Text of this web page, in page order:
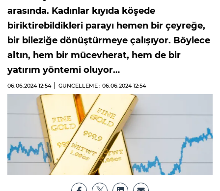
arasında. Kadınlar kıyıda köşede
biriktirebildikleri parayı hemen bir çeyreğe,
bir bileziğe dönüştürmeye çalışıyor. Böylece
altın, hem bir mücevherat, hem de bir
yatırım yöntemi oluyor…
06.06.202412:54 GÜNCELLEME : 06.06.202412:54